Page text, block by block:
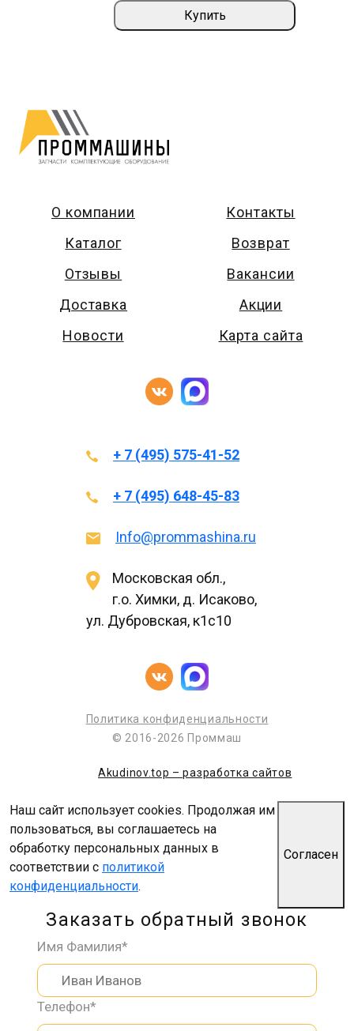
Купить
О компании
Каталог
Отзывы
Доставка
Новости
Контакты
Возврат
Вакансии
Акции
Карта сайта
+ 7 (495) 575-41-52
+ 7 (495) 648-45-83
Info@prommashina.ru
Московская обл.,
г.о. Химки, д. Исаково,
ул. Дубровская, к1с10
Политика конфиденциальности
© 2016-2026 Проммаш
Akudinov.top – разработка сайтов
Наш сайт использует cookies. Продолжая им
пользоваться, вы соглашаетесь на
обработку персональных данных в
соответствии с политикой
конфиденциальности.
Согласен
Заказать обратный звонок
Имя Фамилия*
Телефон*